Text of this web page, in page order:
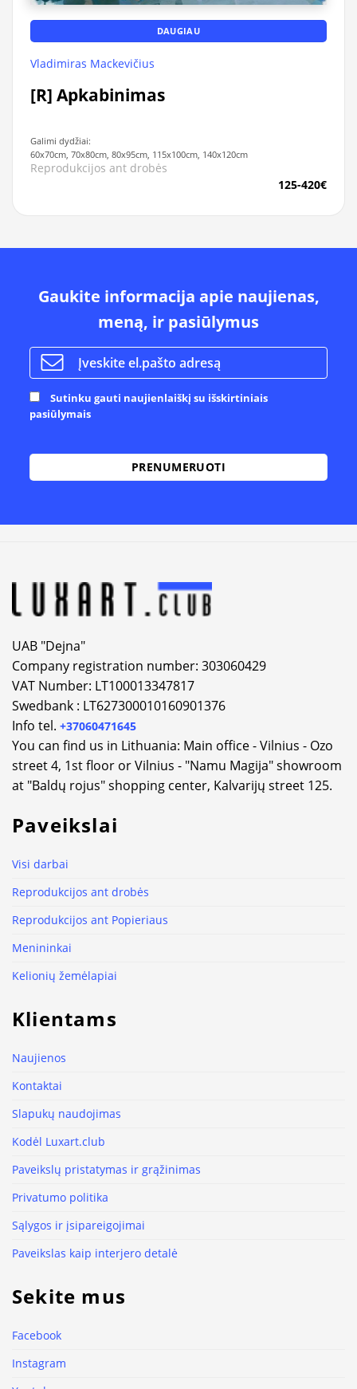
DAUGIAU
Vladimiras Mackevičius
[R] Apkabinimas
Galimi dydžiai:
60x70cm, 70x80cm, 80x95cm, 115x100cm, 140x120cm
Reprodukcijos ant drobės
125-420€
Gaukite informacija apie naujienas,
meną, ir pasiūlymus
Sutinku gauti naujienlaiškį su išskirtiniais
pasiūlymais
UAB "Dejna"
Company registration number: 303060429
VAT Number: LT100013347817
Swedbank : LT627300010160901376
Info tel. +37060471645
You can find us in Lithuania: Main office - Vilnius - Ozo
street 4, 1st floor or Vilnius - "Namu Magija" showroom
at "Baldų rojus" shopping center, Kalvarijų street 125.
Paveikslai
Visi darbai
Reprodukcijos ant drobės
Reprodukcijos ant Popieriaus
Menininkai
Kelionių žemėlapiai
Klientams
Naujienos
Kontaktai
Slapukų naudojimas
Kodėl Luxart.club
Paveikslų pristatymas ir grąžinimas
Privatumo politika
Sąlygos ir įsipareigojimai
Paveikslas kaip interjero detalė
Sekite mus
Facebook
Instagram